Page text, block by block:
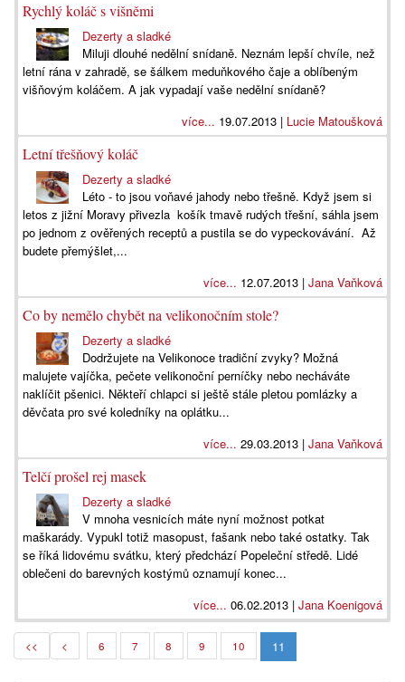
Rychlý koláč s višněmi
Dezerty a sladké
Miluji dlouhé nedělní snídaně. Neznám lepší chvíle, než
letní rána v zahradě, se šálkem meduňkového čaje a oblíbeným
višňovým koláčem. A jak vypadají vaše nedělní snídaně?
více... 19.07.2013 | Lucie Matoušková
Letní třešňový koláč
Dezerty a sladké
Léto - to jsou voňavé jahody nebo třešně. Když jsem si
letos z jižní Moravy přivezla košík tmavě rudých třešní, sáhla jsem
po jednom z ověřených receptů a pustila se do vypeckovávání. Až
budete přemýšlet,...
více... 12.07.2013 | Jana Vaňková
Co by nemělo chybět na velikonočním stole?
Dezerty a sladké
Dodržujete na Velikonoce tradiční zvyky? Možná
malujete vajíčka, pečete velikonoční perníčky nebo necháváte
naklíčit pšenici. Někteří chlapci si ještě stále pletou pomlázky a
děvčata pro své koledníky na oplátku...
více... 29.03.2013 | Jana Vaňková
Telčí prošel rej masek
Dezerty a sladké
V mnoha vesnicích máte nyní možnost potkat
maškarády. Vypukl totiž masopust, fašank nebo také ostatky. Tak
se říká lidovému svátku, který předchází Popeleční středě. Lidé
oblečeni do barevných kostýmů oznamují konec...
více... 06.02.2013 | Jana Koenigová
<< < 6 7 8 9 10 11